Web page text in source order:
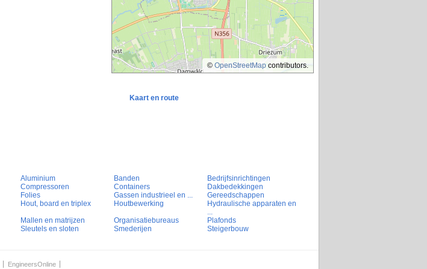
© OpenStreetMap contributors.
Kaart en route
Aluminium Banden
Bedrijfsinrichtingen
Compressoren Containers
Dakbedekkingen
Folies Gassen industrieel en ...
Gereedschappen
Hout, board en triplex Houtbewerking
Hydraulische apparaten en
...
Mallen en matrijzen Organisatiebureaus
Plafonds
Sleutels en sloten Smederijen
Steigerbouw
EngineersOnline